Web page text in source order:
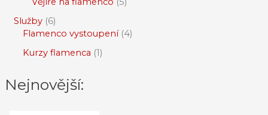
Služby 6
Flamenco vystoupení 4
Kurzy flamenca 1
Nejnovější: